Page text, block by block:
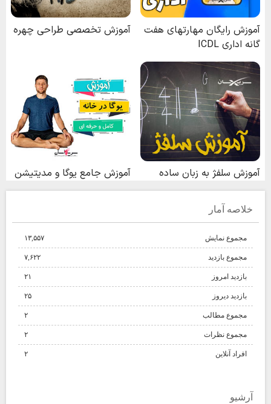
خلاصه آمار
مجموع نمایش‌ ۱۳,۵۵۷
مجموع بازدید ۷,۶۲۲
بازدید امروز ۲۱
بازدید دیروز ۲۵
مجموع مطالب ۲
مجموع نظرات ۲
افراد آنلاین ۲
آرشيو